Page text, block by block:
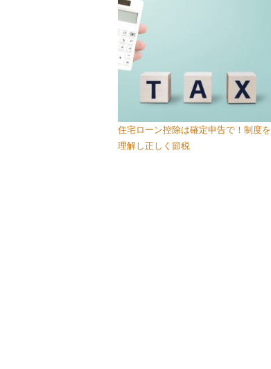
住宅ローン控除は確定申告で！制度を
理解し正しく節税